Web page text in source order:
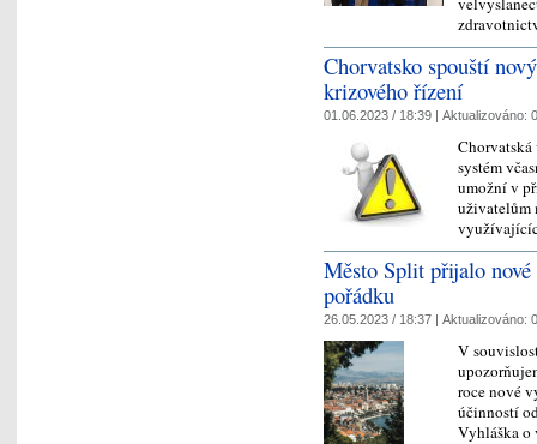
Chorvatsko spouští
krizového řízení
01.06.2023 / 18:39 | Aktualizováno:
systém
umožní v
uživatelům
Město Split přijalo
pořádku
26.05.2023 / 18:37 | Aktualizováno:
V
roce nové
účinností
Vyhláška